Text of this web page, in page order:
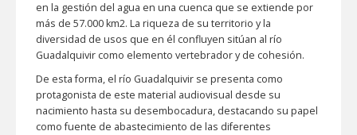
en la gestión del agua en una cuenca que se extiende por
más de 57.000 km2. La riqueza de su territorio y la
diversidad de usos que en él confluyen sitúan al río
Guadalquivir como elemento vertebrador y de cohesión.
De esta forma, el río Guadalquivir se presenta como
protagonista de este material audiovisual desde su
nacimiento hasta su desembocadura, destacando su papel
como fuente de abastecimiento de las diferentes